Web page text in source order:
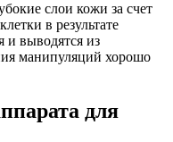
слои кожи за счет
в результате
и выводятся из
манипуляций хорошо
для